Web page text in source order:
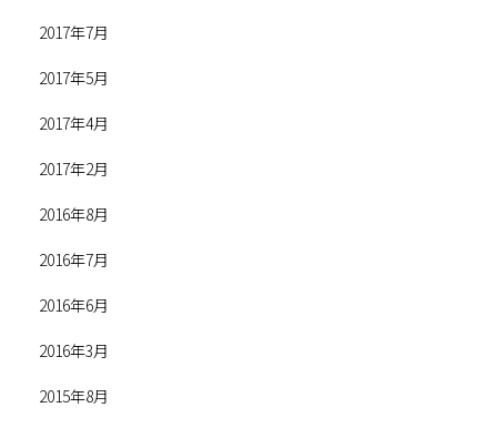
2017年7月
2017年5月
2017年4月
2017年2月
2016年8月
2016年7月
2016年6月
2016年3月
2015年8月